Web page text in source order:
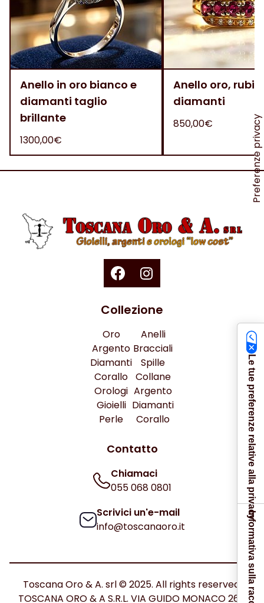
Anello in oro bianco e
diamanti taglio
brillante
1300,00€
Anello oro,
diamanti
850,00€
Collezione
Oro
Argento
Diamanti
Corallo
Orologi
Gioielli
Perle
Anelli
Bracciali
Spille
Collane
Argento
Diamanti
Corallo
Contatto
Chiamaci
055 068 0801
Scrivici un'e-mail
info@toscanaoro.it
Toscana Oro & A. srl © 2025. All rights reserved.
TOSCANA ORO & A S.R.L. VIA GUIDO MONACO 26C
Le tue preferenze relative alla privacy
Informativa sulla raccolta